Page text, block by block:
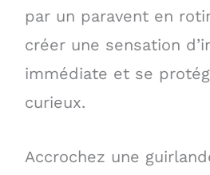
par un paravent en
créer une sensation
immédiate et se
curieux.
Accrochez une